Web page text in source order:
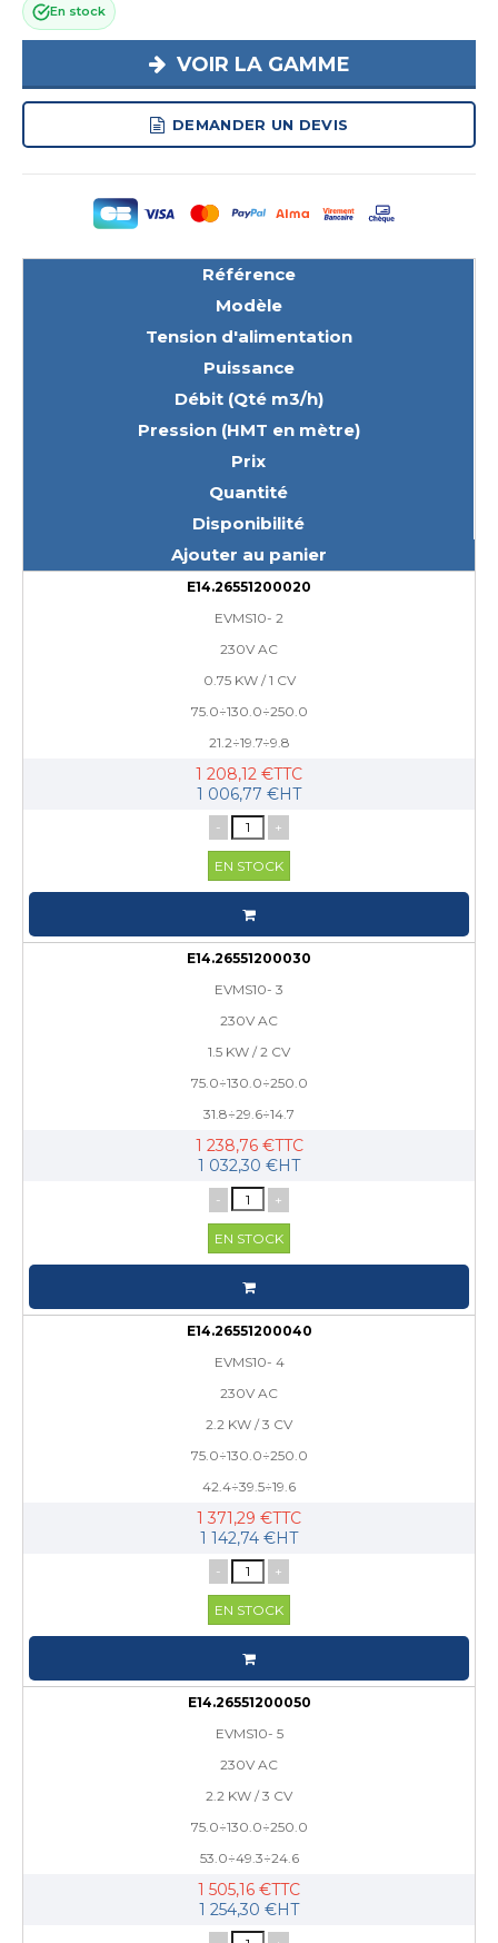
En stock
VOIR LA GAMME
DEMANDER UN DEVIS
Référence
Modèle
Tension d'alimentation
Puissance
Débit (Qté m3/h)
Pression (HMT en mètre)
Prix
Quantité
Disponibilité
Ajouter au panier
E14.26551200020
EVMS10- 2
230V AC
0.75 KW / 1 CV
75.0÷130.0÷250.0
21.2÷19.7÷9.8
1 208,12 €TTC
1 006,77 €HT
- +
EN STOCK
E14.26551200030
EVMS10- 3
230V AC
1.5 KW / 2 CV
75.0÷130.0÷250.0
31.8÷29.6÷14.7
1 238,76 €TTC
1 032,30 €HT
- +
EN STOCK
E14.26551200040
EVMS10- 4
230V AC
2.2 KW / 3 CV
75.0÷130.0÷250.0
42.4÷39.5÷19.6
1 371,29 €TTC
1 142,74 €HT
- +
EN STOCK
E14.26551200050
EVMS10- 5
230V AC
2.2 KW / 3 CV
75.0÷130.0÷250.0
53.0÷49.3÷24.6
1 505,16 €TTC
1 254,30 €HT